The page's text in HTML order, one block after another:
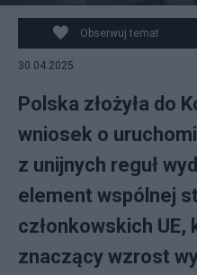
Obserwuj temat
30.04.2025
Polska złożyła do
wniosek o
z unijnych reguł
element wspólnej
członkowskich
znaczący wzrost